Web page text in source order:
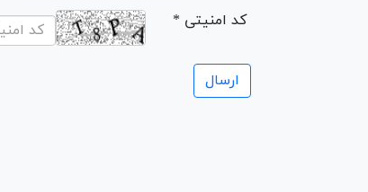
* کد امنیتی